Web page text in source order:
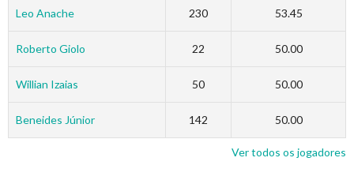
Leo Anache 230 53.45
Roberto Giolo 22 50.00
Willian Izaias 50 50.00
Beneides Júnior 142 50.00
Ver todos os jogadores